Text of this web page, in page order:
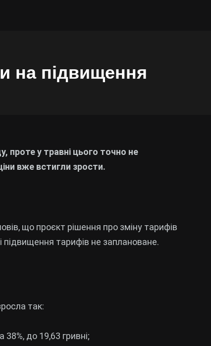
на підвищення
проте у травні цього точно не
вже встигли зрости.
що проєкт рішення про зміну тарифів
тарифів не заплановане.
так:
до 19,63 гривні;